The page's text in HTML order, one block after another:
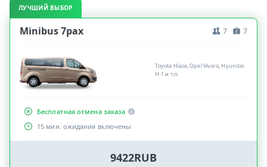
ЛУЧШИЙ ВЫБОР
Minibus 7pax 7 7
Toyota Hiace, Opel Vivaro, Hyundai
H-1 и т.п.
Бесплатная отмена заказа
15 мин. ожидания включены
9422RUB